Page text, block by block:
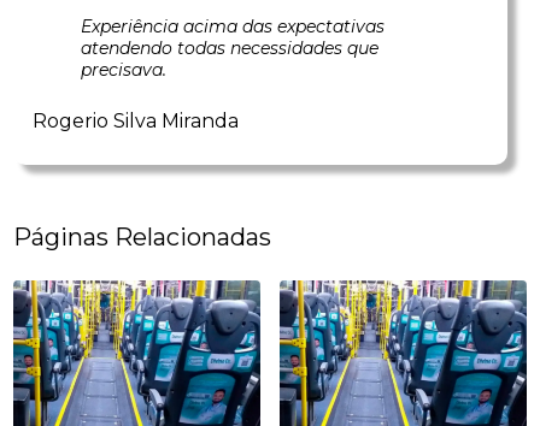
Experiência acima das expectativas
atendendo todas necessidades que
precisava.
Rogerio Silva Miranda
Páginas Relacionadas